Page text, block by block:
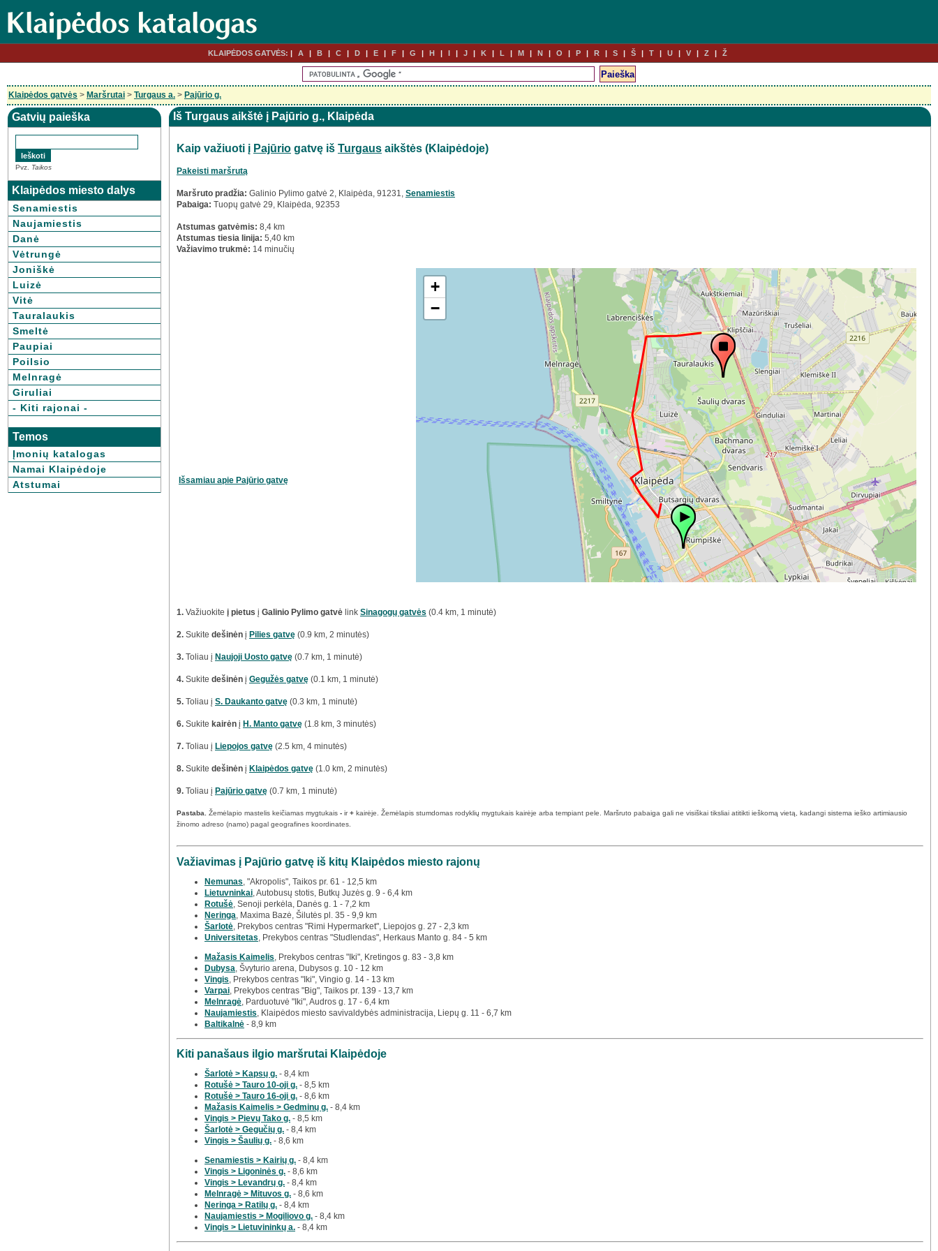
KLAIPĖDOS GATVĖS: A B C D E F G H I J K L M N O P R S Š T U V Z Ž
Klaipėdos gatvės > Maršrutai > Turgaus a. > Pajūrio g.
Gatvių paieška
Pvz. Taikos
Klaipėdos miesto dalys
Senamiestis
Naujamiestis
Danė
Vėtrungė
Joniškė
Luizė
Vitė
Tauralaukis
Smeltė
Paupiai
Poilsio
Melnragė
Giruliai
- Kiti rajonai -
Temos
Įmonių katalogas
Namai Klaipėdoje
Atstumai
Iš Turgaus aikštė į Pajūrio g., Klaipėda
Kaip važiuoti į Pajūrio gatvę iš Turgaus aikštės (Klaipėdoje)
Pakeisti maršrutą
Maršruto pradžia: Galinio Pylimo gatvė 2, Klaipėda, 91231, Senamiestis
Pabaiga: Tuopų gatvė 29, Klaipėda, 92353
Atstumas gatvėmis: 8,4 km
Atstumas tiesia linija: 5,40 km
Važiavimo trukmė: 14 minučių
Išsamiau apie Pajūrio gatvę
+
−
1. Važiuokite į pietus į Galinio Pylimo gatvė link Sinagogų gatvės (0.4 km, 1 minutė)
2. Sukite dešinėn į Pilies gatvę (0.9 km, 2 minutės)
3. Toliau į Naujoji Uosto gatvę (0.7 km, 1 minutė)
4. Sukite dešinėn į Gegužės gatvę (0.1 km, 1 minutė)
5. Toliau į S. Daukanto gatvę (0.3 km, 1 minutė)
6. Sukite kairėn į H. Manto gatvę (1.8 km, 3 minutės)
7. Toliau į Liepojos gatvę (2.5 km, 4 minutės)
8. Sukite dešinėn į Klaipėdos gatvę (1.0 km, 2 minutės)
9. Toliau į Pajūrio gatvę (0.7 km, 1 minutė)
Pastaba. Žemėlapio mastelis keičiamas mygtukais - ir+ kairėje. Žemėlapis stumdomas rodyklių mygtukais kairėje arba tempiant pele. Maršruto pabaiga gali ne visiškai tiksliai atitikti ieškomą vietą, kadangi sistema ieško artimiausio
žinomo adreso (namo) pagal geografines koordinates.
Važiavimas į Pajūrio gatvę iš kitų Klaipėdos miesto rajonų
Nemunas , "Akropolis", Taikos pr. 61 - 12,5 km
Lietuvninkai , Autobusų stotis, Butkų Juzės g. 9 - 6,4 km
Rotušė , Senoji perkėla, Danės g. 1 - 7,2 km
Neringa , Maxima Bazė, Šilutės pl. 35 - 9,9 km
Šarlotė , Prekybos centras "Rimi Hypermarket", Liepojos g. 27 - 2,3 km
Universitetas , Prekybos centras "Studlendas", Herkaus Manto g. 84 - 5 km
Mažasis Kaimelis , Prekybos centras "Iki", Kretingos g. 83 - 3,8 km
Dubysa , Švyturio arena, Dubysos g. 10 - 12 km
Vingis , Prekybos centras "Iki", Vingio g. 14 - 13 km
Varpai , Prekybos centras "Big", Taikos pr. 139 - 13,7 km
Melnragė , Parduotuvė "Iki", Audros g. 17 - 6,4 km
Naujamiestis , Klaipėdos miesto savivaldybės administracija, Liepų g. 11 - 6,7 km
Baltikalnė - 8,9 km
Kiti panašaus ilgio maršrutai Klaipėdoje
Šarlotė > Kapsų g. - 8,4 km
Rotušė > Tauro 10-oji g. - 8,5 km
Rotušė > Tauro 16-oji g. - 8,6 km
Mažasis Kaimelis > Gedminų g. - 8,4 km
Vingis > Pievų Tako g. - 8,5 km
Šarlotė > Gegučių g. - 8,4 km
Vingis > Šaulių g. - 8,6 km
Senamiestis > Kairių g. - 8,4 km
Vingis > Ligoninės g. - 8,6 km
Vingis > Levandrų g. - 8,4 km
Melnragė > Mituvos g. - 8,6 km
Neringa > Ratilų g. - 8,4 km
Naujamiestis > Mogiliovo g. - 8,4 km
Vingis > Lietuvininkų a. - 8,4 km